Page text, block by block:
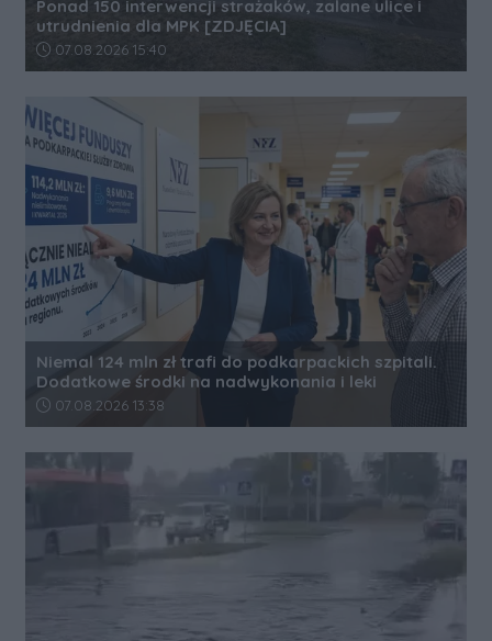
Ponad 150 interwencji strażaków, zalane ulice i
utrudnienia dla MPK [ZDJĘCIA]
Data dodania artykułu:
07.08.2026 15:40
Niemal 124 mln zł trafi do podkarpackich szpitali.
Dodatkowe środki na nadwykonania i leki
Data dodania artykułu:
07.08.2026 13:38